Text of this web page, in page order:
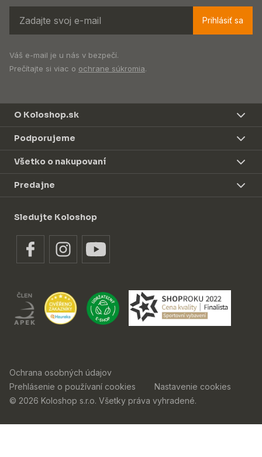
Prihlásiť sa
Váš e-mail je u nás v bezpečí.
Prečítajte si viac o ochrane súkromia.
O Koloshop.sk
Podporujeme
Všetko o nakupovaní
Predajne
Sledujte Koloshop
Ochrana osobných údajov
Prehlásenie o používaní cookies
Nastavenie cookies
© 2026 Koloshop s.r.o. Všetky práva vyhradené.